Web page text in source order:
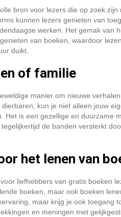
bron voor lezers die op zoek
kunnen lezers genieten van
werken. Het gemak van
van boeken, waardoor
duikt.
of familie
manier om nieuwe
kun je niet alleen jouw
is een gezellige en duurzame
de banden versterkt
het lenen van
liefhebbers van gratis boeken
boeken, maar ook boeken
maar krijg je ook toegang
en meningen met